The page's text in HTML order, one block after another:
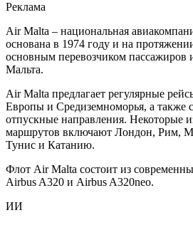
Реклама
Air Malta – национальная
основана в 1974 году и на
основным перевозчиком пассажиров
Мальта.
Air Malta предлагает регулярные
Европы и Средиземноморья, а также
отпускные направления. Некоторые
маршрутов включают Лондон, Рим,
Тунис и Катанию.
Флот Air Malta состоит из
Airbus A320 и Airbus A320neo.
ИИ